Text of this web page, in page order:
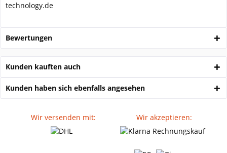
technology.de
Bewertungen
Kunden kauften auch
Kunden haben sich ebenfalls angesehen
Wir versenden mit: Wir akzeptieren: